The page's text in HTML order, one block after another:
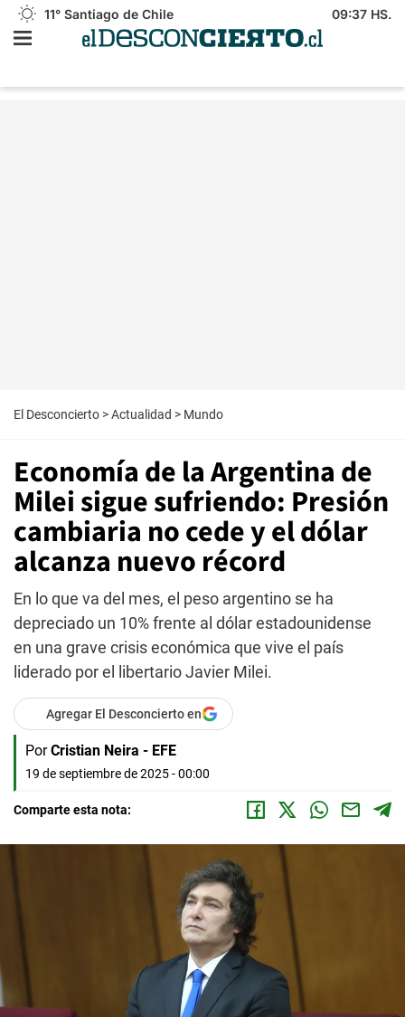
11° Santiago de Chile 09:37 HS.
El Desconcierto >Actualidad > Mundo
Economía de la Argentina de
Milei sigue sufriendo: Presión
cambiaria no cede y el dólar
alcanza nuevo récord
En lo que va del mes, el peso argentino se ha
depreciado un 10% frente al dólar estadounidense
en una grave crisis económica que vive el país
liderado por el libertario Javier Milei.
Agregar El Desconcierto en
Por Cristian Neira - EFE
19 de septiembre de 2025 - 00:00
Comparte esta nota: